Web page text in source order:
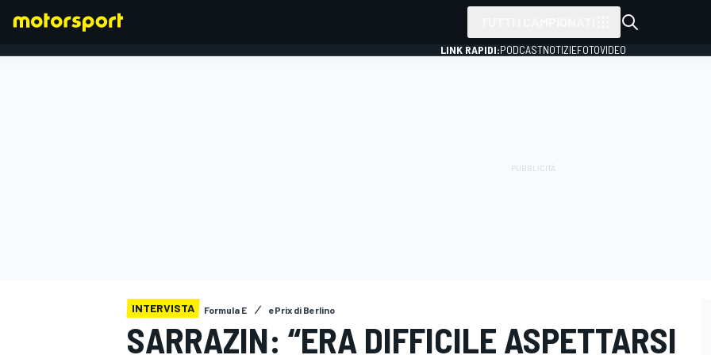
LINK RAPIDI:PODCASTNOTIZIEFOTOVIDEO
INTERVISTA Formula E ePrix di Berlino
SARRAZIN: “ERA DIFFICILE ASPETTARSI